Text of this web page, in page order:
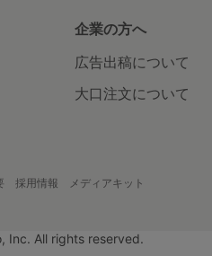
企業の方へ
広告出稿について
大口注文について
採用情報 メディアキット
Inc. All rights reserved.